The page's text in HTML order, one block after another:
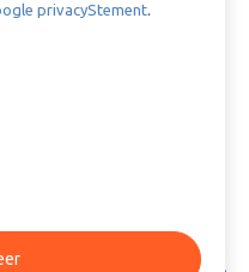
privacyStement.